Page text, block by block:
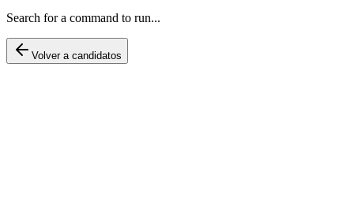
Search for a command to run...
Volver a candidatos